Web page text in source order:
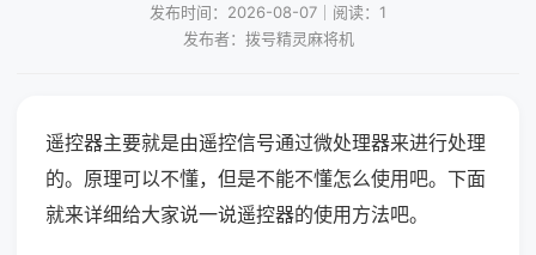
发布时间：2026-08-07｜阅读：1
发布者：拨号精灵麻将机
遥控器主要就是由遥控信号通过微处理器来进行处理
的。原理可以不懂，但是不能不懂怎么使用吧。下面
就来详细给大家说一说遥控器的使用方法吧。